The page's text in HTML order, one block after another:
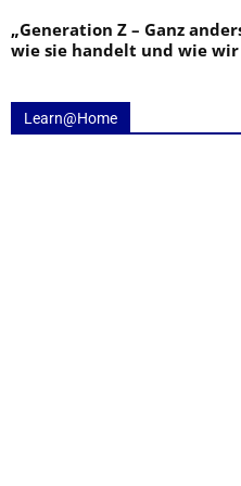
„Generation Z – Ganz
wie sie handelt und wie
Learn@Home